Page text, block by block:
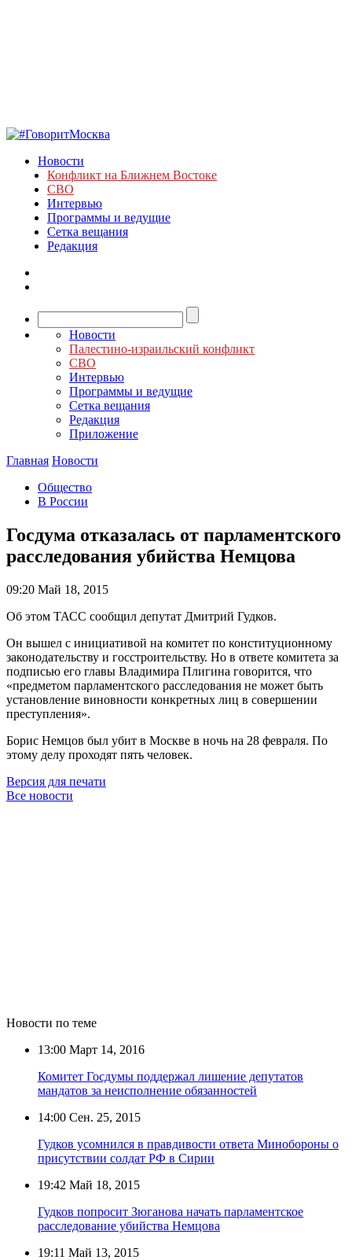
Новости
Конфликт на Ближнем Востоке
СВО
Интервью
Программы и ведущие
Сетка вещания
Редакция
Новости
Палестино-израильский конфликт
СВО
Интервью
Программы и ведущие
Сетка вещания
Редакция
Приложение
Главная Новости
Общество
В России
Госдума отказалась от парламентского
расследования убийства Немцова
09:20 Май 18, 2015
Об этом ТАСС сообщил депутат Дмитрий Гудков.
Он вышел с инициативой на комитет по конституционному
законодательству и госстроительству. Но в ответе комитета за
подписью его главы Владимира Плигина говорится, что
«предметом парламентского расследования не может быть
установление виновности конкретных лиц в совершении
преступления».
Борис Немцов был убит в Москве в ночь на 28 февраля. По
этому делу проходят пять человек.
Версия для печати
Все новости
Новости по теме
13:00 Март 14, 2016
Комитет Госдумы поддержал лишение депутатов
мандатов за неисполнение обязанностей
14:00 Сен. 25, 2015
Гудков усомнился в правдивости ответа Минобороны о
присутствии солдат РФ в Сирии
19:42 Май 18, 2015
Гудков попросит Зюганова начать парламентское
расследование убийства Немцова
19:11 Май 13, 2015